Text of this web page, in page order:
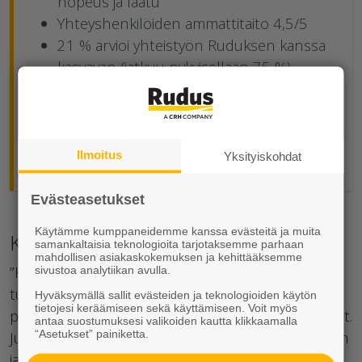
Yhteyshenkilöiden ammattitaito 4,5/5
21 % arvioi yhteistyön Ruduksen kanssa
kasvavan (jatkuu nykyisellään 75 %)
Tärkein tekijä alan yhteistyökumppania
valittaessa on työmaiden tuki 4,1/5
LUOTETTAVUUS
ylivoimainen
Kiitos luottamuksesta
”Kiitos teille jokaiselle, jotka osallistuitte
tutkimukseen ja annoitte meille rehellisen
palautteenne – sekä kehut että kehitysehdotukset.
Juuri teidän äänenne ohjaavat meitä menestymään
Ilmoitus Yksityiskohdat
Evästeasetukset
Käytämme kumppaneidemme kanssa evästeitä ja muita
samankaltaisia teknologioita tarjotaksemme parhaan
mahdollisen asiakaskokemuksen ja kehittääksemme
sivustoa analytiikan avulla.
Hyväksymällä sallit evästeiden ja teknologioiden käytön
tietojesi keräämiseen sekä käyttämiseen. Voit myös
antaa suostumuksesi valikoiden kautta klikkaamalla
“Asetukset” painiketta.